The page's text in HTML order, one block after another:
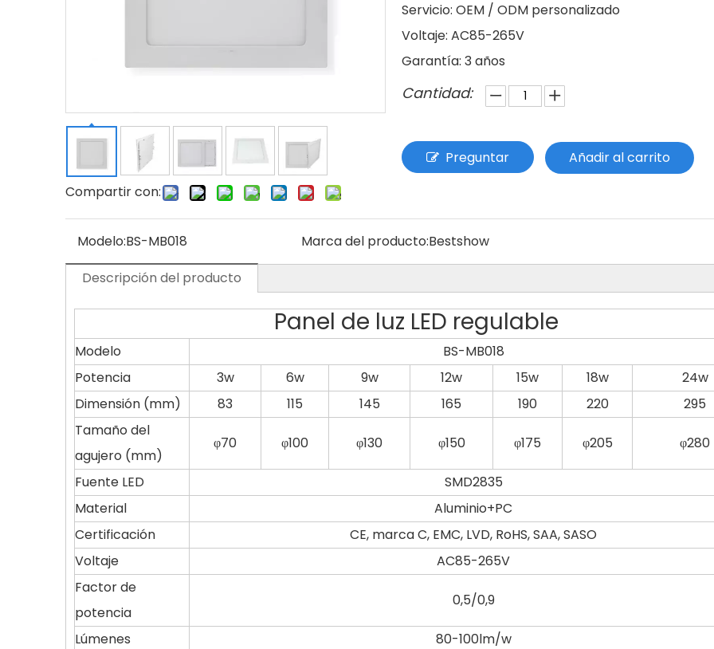
Compartir con:
Servicio: OEM / ODM personalizado
Voltaje: AC85-265V
Garantía: 3 años
Cantidad:
Preguntar Añadir al carrito
Modelo:BS-MB018 Marca del producto:Bestshow
Descripción del producto
Panel de luz LED regulable
Modelo
BS-MB018
Potencia
3w 6w 9w 12w 15w 18w
24w
Dimensión (mm)
83 115 145 165 190 220
295
Tamaño del
agujero (mm)
φ70 φ100 φ130 φ150 φ175 φ205 φ280
Fuente LED
SMD2835
Material
Aluminio+PC
Certificación
CE, marca C, EMC, LVD, RoHS, SAA, SASO
Voltaje
AC85-265V
Factor de
potencia
0,5/0,9
Lúmenes
80-100lm/w